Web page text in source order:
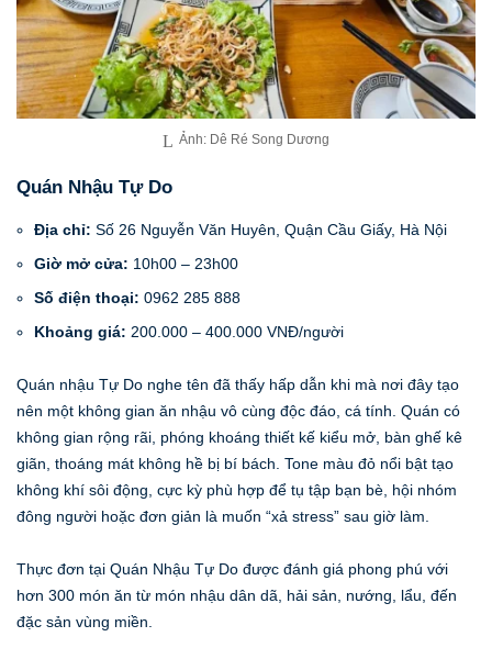
Ảnh: Dê Ré Song Dương
Quán Nhậu Tự Do
Địa chỉ: Số 26 Nguyễn Văn Huyên, Quận Cầu Giấy, Hà Nội
Giờ mở cửa: 10h00 – 23h00
Số điện thoại: 0962 285 888
Khoảng giá: 200.000 – 400.000 VNĐ/người
Quán nhậu Tự Do nghe tên đã thấy hấp dẫn khi mà nơi đây tạo
nên một không gian ăn nhậu vô cùng độc đáo, cá tính. Quán có
không gian rộng rãi, phóng khoáng thiết kế kiểu mở, bàn ghế kê
giãn, thoáng mát không hề bị bí bách. Tone màu đỏ nổi bật tạo
không khí sôi động, cực kỳ phù hợp để tụ tập bạn bè, hội nhóm
đông người hoặc đơn giản là muốn “xả stress” sau giờ làm.
Thực đơn tại Quán Nhậu Tự Do được đánh giá phong phú với
hơn 300 món ăn từ món nhậu dân dã, hải sản, nướng, lẩu, đến
đặc sản vùng miền.